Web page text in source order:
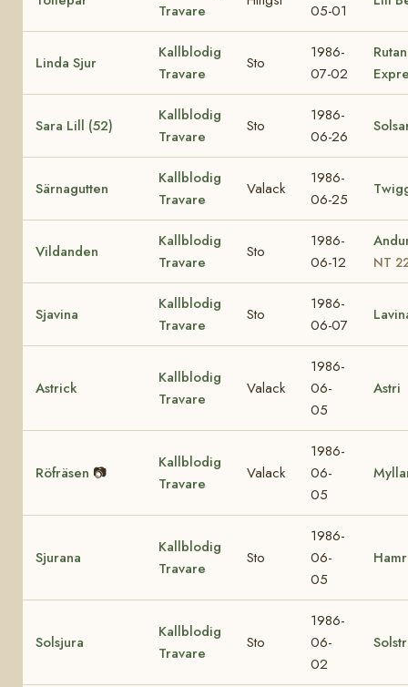
Travare
05-01
Linda Sjur
Kallblodig
Travare
Sto
1986-
07-02
Rutan
Sara Lill (52)
Kallblodig
Travare
Sto
1986-
06-26
Särnagutten
Kallblodig
Travare
Valack
1986-
06-25
Vildanden
Kallblodig
Travare
Sto
1986-
06-12
NT
Sjavina
Kallblodig
Travare
Sto
1986-
06-07
Astrick
Kallblodig
Travare
Valack
1986-
06-
05
Astri
Röfräsen 📷
Kallblodig
Travare
Valack
1986-
06-
05
Sjurana
Kallblodig
Travare
Sto
1986-
06-
05
Solsjura
Kallblodig
Travare
Sto
1986-
06-
02